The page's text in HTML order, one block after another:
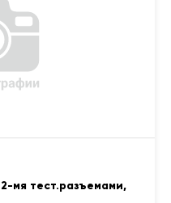
мя тест.разъемами,